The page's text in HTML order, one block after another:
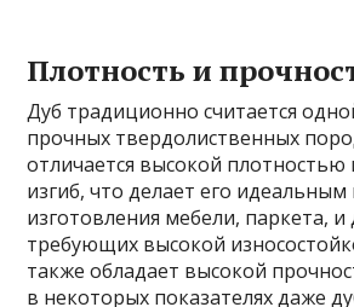
Плотность и
Дуб традиционно считается
прочных твердолиственных
отличается высокой
изгиб, что делает его
изготовления мебели, паркета, и
требующих высокой
также обладает высокой
в некоторых показателях даже